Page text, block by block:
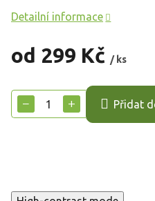
od 299 Kč / ks
cena:
+
− Přidat
Detailní informace